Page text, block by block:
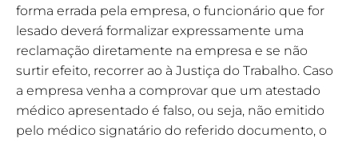
forma errada pela empresa, o funcionário que for
lesado deverá formalizar expressamente uma
reclamação diretamente na empresa e se não
surtir efeito, recorrer ao à Justiça do Trabalho. Caso
a empresa venha a comprovar que um atestado
médico apresentado é falso, ou seja, não emitido
pelo médico signatário do referido documento, o